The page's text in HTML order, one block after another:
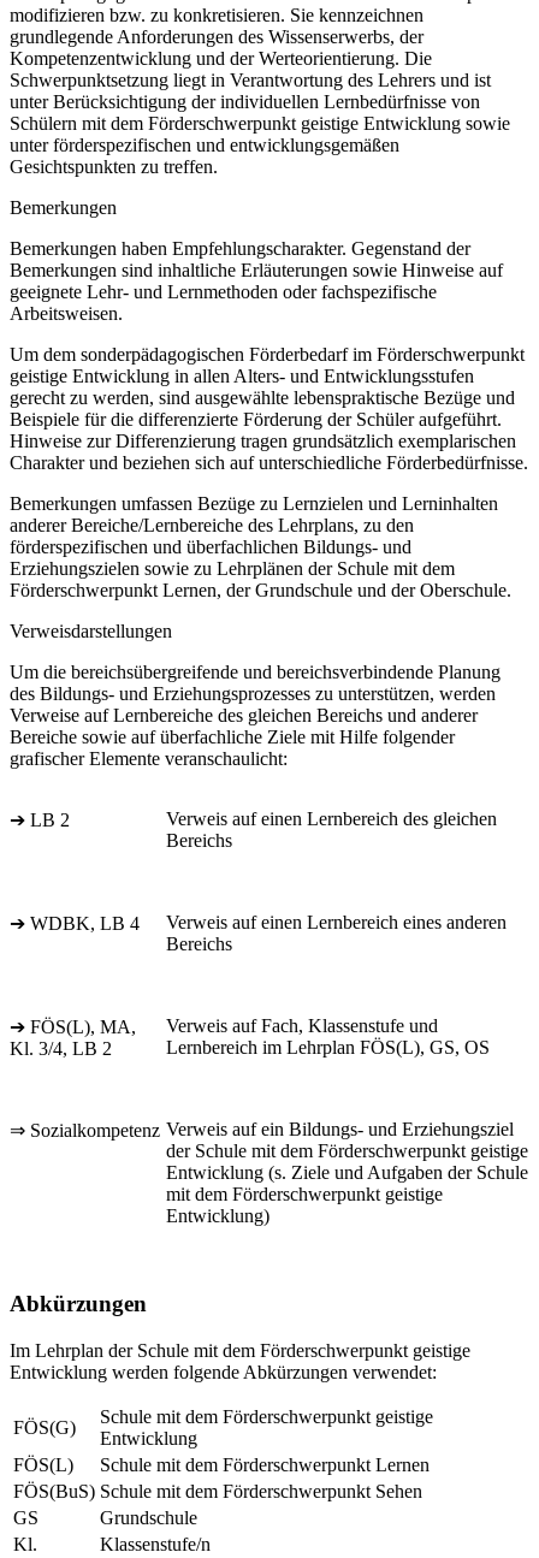
modifizieren bzw. zu konkretisieren. Sie kennzeichnen
grundlegende Anforderungen des Wissenserwerbs, der
Kompetenzentwicklung und der Werteorientierung. Die
Schwerpunktsetzung liegt in Verantwortung des Lehrers und ist
unter Berücksichtigung der individuellen Lernbedürfnisse von
Schülern mit dem Förderschwerpunkt geistige Entwicklung sowie
unter förderspezifischen und entwicklungsgemäßen
Gesichtspunkten zu treffen.
Bemerkungen
Bemerkungen haben Empfehlungscharakter. Gegenstand der
Bemerkungen sind inhaltliche Erläuterungen sowie Hinweise auf
geeignete Lehr- und Lernmethoden oder fachspezifische
Arbeitsweisen.
Um dem sonderpädagogischen Förderbedarf im Förderschwerpunkt
geistige Entwicklung in allen Alters- und Entwicklungsstufen
gerecht zu werden, sind ausgewählte lebenspraktische Bezüge und
Beispiele für die differenzierte Förderung der Schüler aufgeführt.
Hinweise zur Differenzierung tragen grundsätzlich exemplarischen
Charakter und beziehen sich auf unterschiedliche Förderbedürfnisse.
Bemerkungen umfassen Bezüge zu Lernzielen und Lerninhalten
anderer Bereiche/Lernbereiche des Lehrplans, zu den
förderspezifischen und überfachlichen Bildungs- und
Erziehungszielen sowie zu Lehrplänen der Schule mit dem
Förderschwerpunkt Lernen, der Grundschule und der Oberschule.
Verweisdarstellungen
Um die bereichsübergreifende und bereichsverbindende Planung
des Bildungs- und Erziehungsprozesses zu unterstützen, werden
Verweise auf Lernbereiche des gleichen Bereichs und anderer
Bereiche sowie auf überfachliche Ziele mit Hilfe folgender
grafischer Elemente veranschaulicht:
➔ LB 2
Verweis auf einen Lernbereich des gleichen
Bereichs
➔ WDBK, LB 4
Verweis auf einen Lernbereich eines anderen
Bereichs
➔ FÖS(L), MA,
Kl. 3/4, LB 2
Verweis auf Fach, Klassenstufe und
Lernbereich im Lehrplan FÖS(L), GS, OS
⇒ Sozialkompetenz Verweis auf ein Bildungs- und Erziehungsziel
der Schule mit dem Förderschwerpunkt geistige
Entwicklung (s. Ziele und Aufgaben der Schule
mit dem Förderschwerpunkt geistige
Entwicklung)
Abkürzungen
Im Lehrplan der Schule mit dem Förderschwerpunkt geistige
Entwicklung werden folgende Abkürzungen verwendet:
FÖS(G)
Schule mit dem Förderschwerpunkt geistige
Entwicklung
FÖS(L)
Schule mit dem Förderschwerpunkt Lernen
FÖS(BuS) Schule mit dem Förderschwerpunkt Sehen
GS
Grundschule
Kl.
Klassenstufe/n